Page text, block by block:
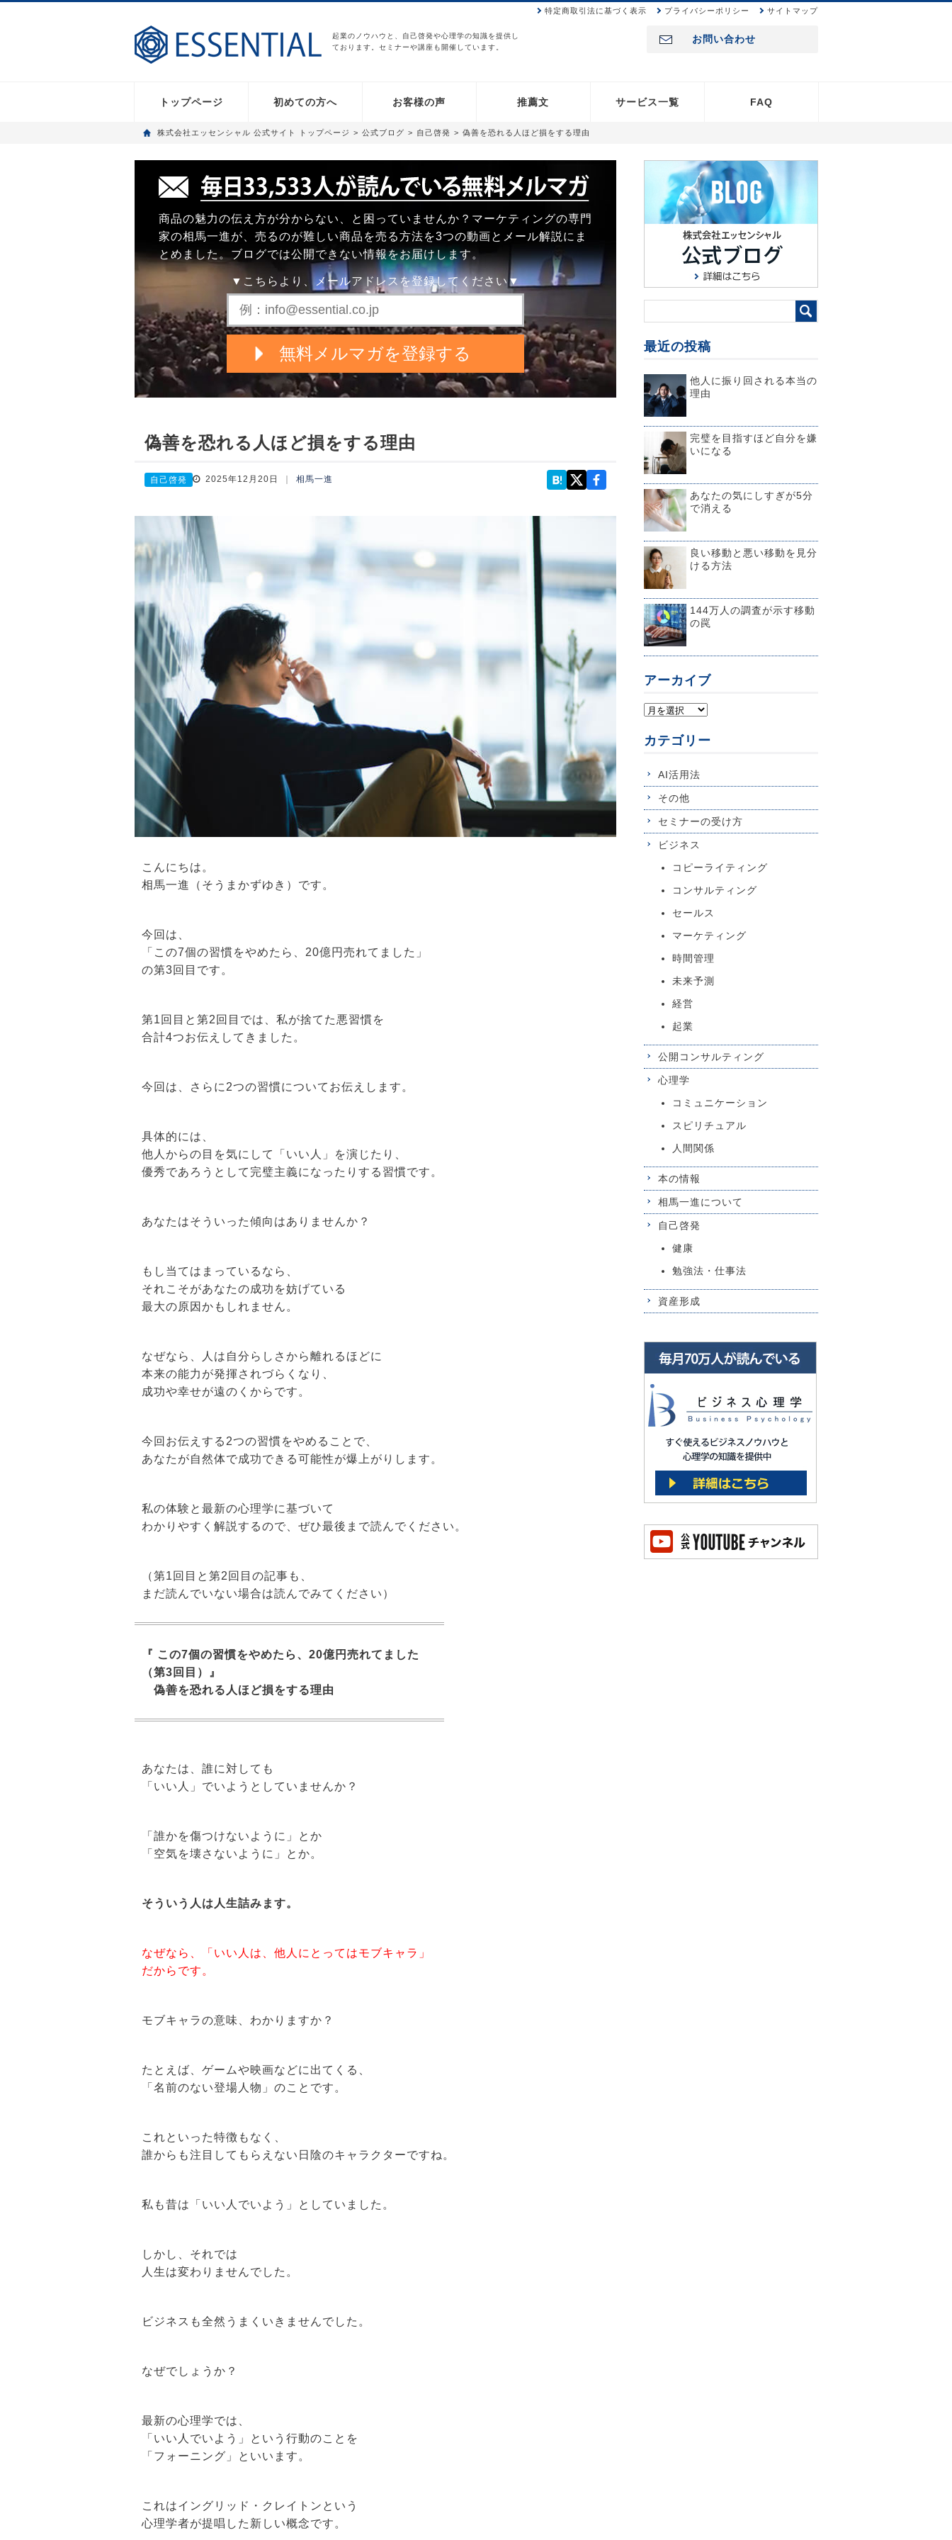
起業のノウハウと、自己啓発や心理学の知識を提供し
ております。セミナーや講座も開催しています。
特定商取引法に基づく表示 プライバシーポリシー サイトマップ
お問い合わせ
トップページ 初めての方へ お客様の声 推薦文 サービス一覧 FAQ
株式会社エッセンシャル 公式サイト トップページ > 公式ブログ > 自己啓発 > 偽善を恐れる人ほど損をする理由
商品の魅力の伝え方が分からない、と困っていませんか？マーケティングの専門
家の相馬一進が、売るのが難しい商品を売る方法を3つの動画とメール解説にま
とめました。ブログでは公開できない情報をお届けします。
▼こちらより、メールアドレスを登録してください▼
偽善を恐れる人ほど損をする理由
自己啓発 2025年12月20日 相馬一進
こんにちは。
相馬一進（そうまかずゆき）です。
今回は、
「この7個の習慣をやめたら、20億円売れてました」
の第3回目です。
第1回目と第2回目では、私が捨てた悪習慣を
合計4つお伝えしてきました。
今回は、さらに2つの習慣についてお伝えします。
具体的には、
他人からの目を気にして「いい人」を演じたり、
優秀であろうとして完璧主義になったりする習慣です。
あなたはそういった傾向はありませんか？
もし当てはまっているなら、
それこそがあなたの成功を妨げている
最大の原因かもしれません。
なぜなら、人は自分らしさから離れるほどに
本来の能力が発揮されづらくなり、
成功や幸せが遠のくからです。
今回お伝えする2つの習慣をやめることで、
あなたが自然体で成功できる可能性が爆上がりします。
私の体験と最新の心理学に基づいて
わかりやすく解説するので、ぜひ最後まで読んでください。
（第1回目と第2回目の記事も、
まだ読んでいない場合は読んでみてください）
『 この7個の習慣をやめたら、20億円売れてました
（第3回目）』
偽善を恐れる人ほど損をする理由
あなたは、誰に対しても
「いい人」でいようとしていませんか？
「誰かを傷つけないように」とか
「空気を壊さないように」とか。
そういう人は人生詰みます。
なぜなら、「いい人は、他人にとってはモブキャラ」
だからです。
モブキャラの意味、わかりますか？
たとえば、ゲームや映画などに出てくる、
「名前のない登場人物」のことです。
これといった特徴もなく、
誰からも注目してもらえない日陰のキャラクターですね。
私も昔は「いい人でいよう」としていました。
しかし、それでは
人生は変わりませんでした。
ビジネスも全然うまくいきませんでした。
なぜでしょうか？
最新の心理学では、
「いい人でいよう」という行動のことを
「フォーニング」といいます。
これはイングリッド・クレイトンという
心理学者が提唱した新しい概念です。
最近の投稿
他人に振り回される本当の
理由
完璧を目指すほど自分を嫌
いになる
あなたの気にしすぎが5分
で消える
良い移動と悪い移動を見分
ける方法
144万人の調査が示す移動
の罠
アーカイブ
カテゴリー
AI活用法
その他
セミナーの受け方
ビジネス
コピーライティング
コンサルティング
セールス
マーケティング
時間管理
未来予測
経営
起業
公開コンサルティング
心理学
コミュニケーション
スピリチュアル
人間関係
本の情報
相馬一進について
自己啓発
健康
勉強法・仕事法
資産形成